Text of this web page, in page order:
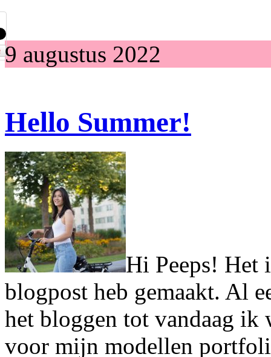
9 augustus 2022
Hello Summer!
Hi Peeps! Het
blogpost heb gemaakt. Al
het bloggen tot vandaag ik
voor mijn modellen